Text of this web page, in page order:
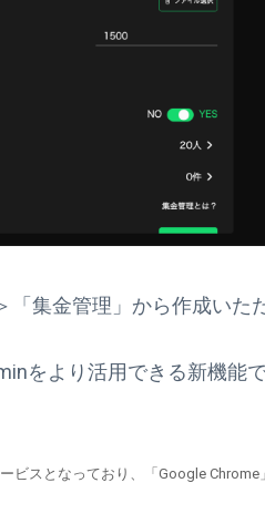
「集金管理」から作成いた
をより活用できる新機能
ビスとなっており、「Google